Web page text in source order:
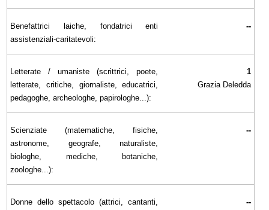
Benefattrici laiche, fondatrici enti
assistenziali-caritatevoli:
--
Letterate / umaniste (scrittrici, poete,
letterate, critiche, giornaliste, educatrici,
pedagoghe, archeologhe, papirologhe...):
1
Grazia Deledda
Scienziate (matematiche, fisiche,
astronome, geografe, naturaliste,
biologhe, mediche, botaniche,
zoologhe...):
--
Donne dello spettacolo (attrici, cantanti,
--